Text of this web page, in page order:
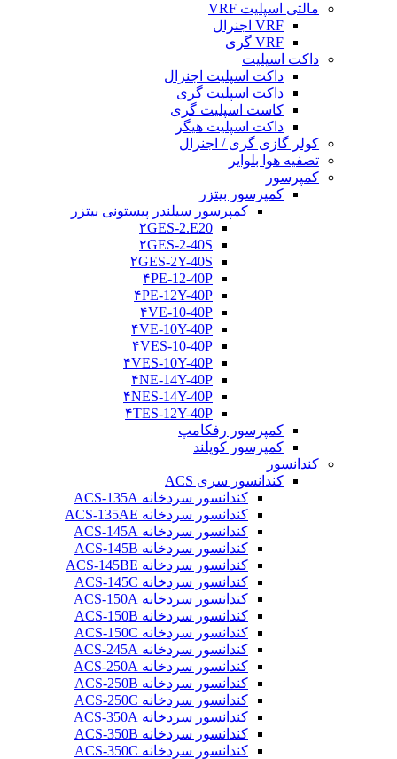
مالتی اسپلیت VRF
VRF اجنرال
VRF گری
داکت اسپلیت
داکت اسپلیت اجنرال
داکت اسپلیت گری
کاست اسپلیت گری
داکت اسپلیت هیگر
کولر گازی گری / اجنرال
تصفیه هوا بلوایر
کمپرسور
کمپرسور بیتزر
کمپرسور سیلندر پیستونی بیتزر
۲GES-2.E20
۲GES-2-40S
۲GES-2Y-40S
۴PE-12-40P
۴PE-12Y-40P
۴VE-10-40P
۴VE-10Y-40P
۴VES-10-40P
۴VES-10Y-40P
۴NE-14Y-40P
۴NES-14Y-40P
۴TES-12Y-40P
کمپرسور رفکامپ
کمپرسور کوپلند
کندانسور
کندانسور سری ACS
کندانسور سردخانه ACS-135A
کندانسور سردخانه ACS-135AE
کندانسور سردخانه ACS-145A
کندانسور سردخانه ACS-145B
کندانسور سردخانه ACS-145BE
کندانسور سردخانه ACS-145C
کندانسور سردخانه ACS-150A
کندانسور سردخانه ACS-150B
کندانسور سردخانه ACS-150C
کندانسور سردخانه ACS-245A
کندانسور سردخانه ACS-250A
کندانسور سردخانه ACS-250B
کندانسور سردخانه ACS-250C
کندانسور سردخانه ACS-350A
کندانسور سردخانه ACS-350B
کندانسور سردخانه ACS-350C